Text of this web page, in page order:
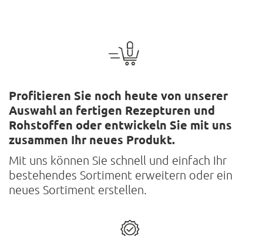
Profitieren Sie noch heute von unserer
Auswahl an fertigen Rezepturen und
Rohstoffen oder entwickeln Sie mit uns
zusammen Ihr neues Produkt.
Mit uns können Sie schnell und einfach Ihr
bestehendes Sortiment erweitern oder ein
neues Sortiment erstellen.